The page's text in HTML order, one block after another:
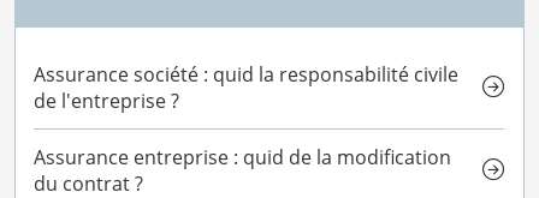
Assurance société : quid la responsabilité civile
de l'entreprise ?
Assurance entreprise : quid de la modification
du contrat ?